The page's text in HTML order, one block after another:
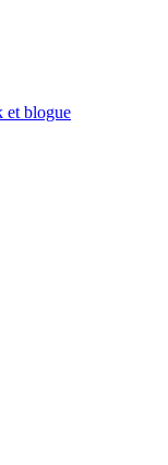
et blogue